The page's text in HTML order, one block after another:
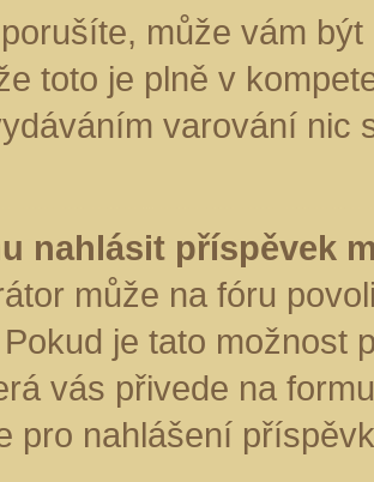
může vám
toto je plně v
varování nic
nahlásit příspěvek
může na fóru
je tato možnost
vás přivede na
pro nahlášení